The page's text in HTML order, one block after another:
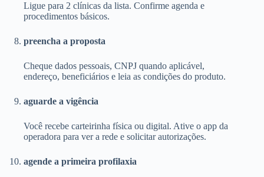
Ligue para 2 clínicas da lista. Confirme agenda e
procedimentos básicos.
preencha a proposta
Cheque dados pessoais, CNPJ quando aplicável,
endereço, beneficiários e leia as condições do produto.
aguarde a vigência
Você recebe carteirinha física ou digital. Ative o app da
operadora para ver a rede e solicitar autorizações.
agende a primeira profilaxia